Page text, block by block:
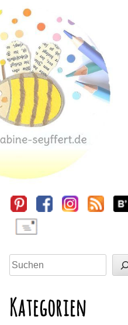
Sidebar
Suchen
Kategorien